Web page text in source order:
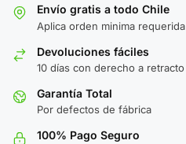
Envío gratis a todo Chile
Aplica orden minima requerida
Devoluciones fáciles
10 días con derecho a retracto
Garantía Total
Por defectos de fábrica
100% Pago Seguro